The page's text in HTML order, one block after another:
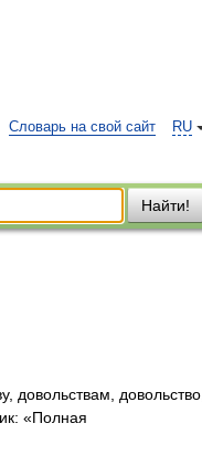
RU
Словарь на свой сайт
Найти!
довольствам, довольство,
«Полная